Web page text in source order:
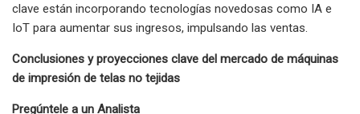
clave están incorporando tecnologías novedosas como IA e
IoT para aumentar sus ingresos, impulsando las ventas.
Conclusiones y proyecciones clave del mercado de máquinas
de impresión de telas no tejidas
Pregúntele a un Analista